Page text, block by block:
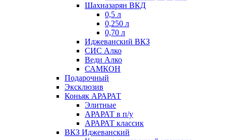
Шахназарян ВКД
0,5 л
0,250 л
0,70 л
Иджеванский ВКЗ
СИС Алко
Веди Алко
САМКОН
Подарочный
Эксклюзив
Коньяк АРАРАТ
Элитные
АРАРАТ в п/у
АРАРАТ классик
ВКЗ Иджеванский